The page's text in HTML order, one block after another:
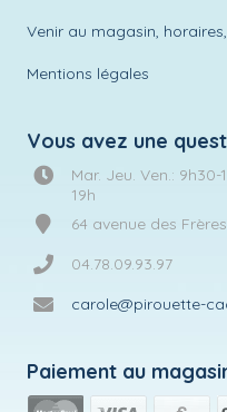
Venir au magasin,
Mentions légales
Vous avez une
Mar. Jeu. Ven.:
19h
64 avenue des
04.78.09.93.97
carole@pirouette-
Paiement au